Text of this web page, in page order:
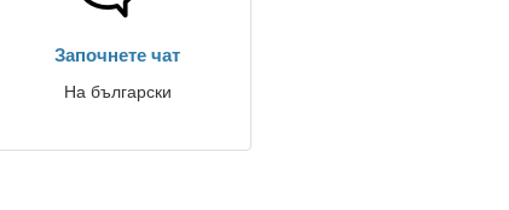
Започнете чат
На български